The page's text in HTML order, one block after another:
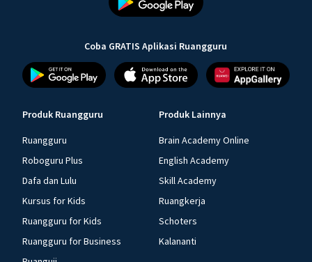
Coba GRATIS Aplikasi Ruangguru
Produk Ruangguru
Ruangguru
Roboguru Plus
Dafa dan Lulu
Kursus for Kids
Ruangguru for Kids
Ruangguru for Business
Produk Lainnya
Brain Academy Online
English Academy
Skill Academy
Ruangkerja
Schoters
Kalananti